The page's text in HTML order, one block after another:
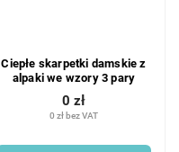
Ciepłe skarpetki damskie z
alpaki we wzory 3 pary
0 zł bez VAT
0 zł